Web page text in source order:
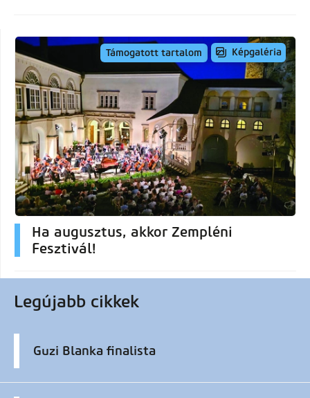
Támogatott tartalom Képgaléria
Ha augusztus, akkor Zempléni
Fesztivál!
Legújabb cikkek
Guzi Blanka finalista